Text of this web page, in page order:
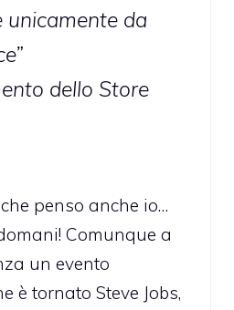
unicamente da
dello Store
penso anche io…
Comunque a
un evento
è tornato Steve Jobs,